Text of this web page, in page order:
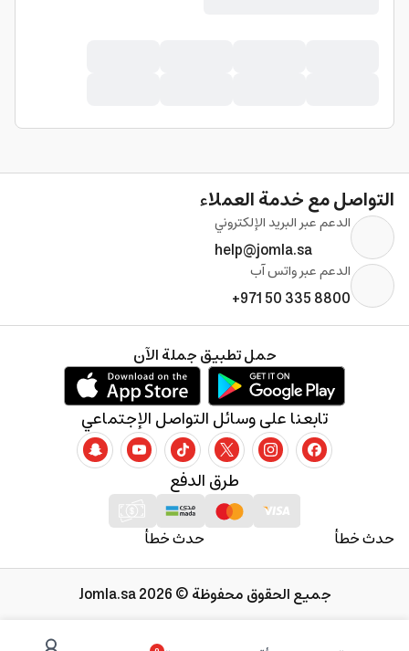
التواصل مع خدمة العملاء
الدعم عبر البريد الإلكتروني
help@jomla.sa
الدعم عبر واتس آب
+971 50 335 8800
حدث خطأ حدث خطأ
طرق الدفع
تابعنا على وسائل التواصل الإجتماعي
حمل تطبيق جملة الآن
جميع الحقوق محفوظة © 2026 Jomla.sa